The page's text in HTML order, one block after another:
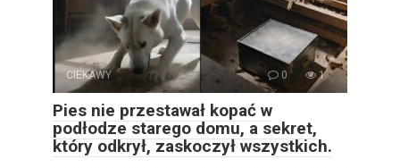
CIEKAWY 0 1
Pies nie przestawał kopać w
podłodze starego domu, a sekret,
który odkrył, zaskoczył wszystkich.